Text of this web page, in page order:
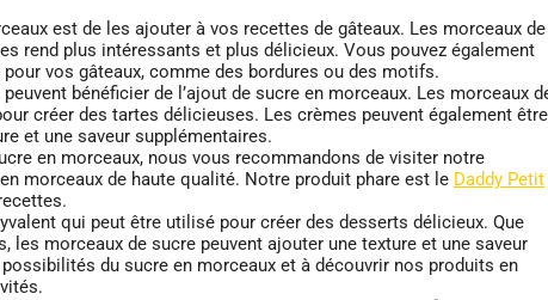
est de les ajouter à vos recettes de gâteaux. Les morceaux de
rend plus intéressants et plus délicieux. Vous pouvez également
vos gâteaux, comme des bordures ou des motifs.
bénéficier de l’ajout de sucre en morceaux. Les morceaux
créer des tartes délicieuses. Les crèmes peuvent également être
et une saveur supplémentaires.
en morceaux, nous vous recommandons de visiter notre
morceaux de haute qualité. Notre produit phare est le Daddy Petit
qui peut être utilisé pour créer des desserts délicieux. Que
les morceaux de sucre peuvent ajouter une texture et une saveur
du sucre en morceaux et à découvrir nos produits en